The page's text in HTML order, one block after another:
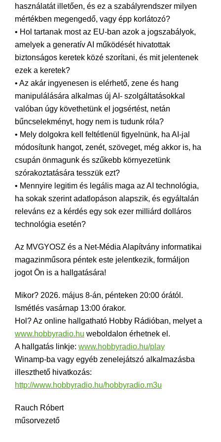
használatát illetően, és ez a szabályrendszer milyen
mértékben megengedő, vagy épp korlátozó?
• Hol tartanak most az EU-ban azok a jogszabályok,
amelyek a generatív AI működését hivatottak
biztonságos keretek közé szorítani, és mit jelentenek
ezek a keretek?
• Az akár ingyenesen is elérhető, zene és hang
manipulálására alkalmas új AI- szolgáltatásokkal
valóban úgy követhetünk el jogsértést, netán
bűncselekményt, hogy nem is tudunk róla?
• Mely dolgokra kell feltétlenül figyelnünk, ha AI-jal
módosítunk hangot, zenét, szöveget, még akkor is, ha
csupán önmagunk és szűkebb környezetünk
szórakoztatására tesszük ezt?
• Mennyire legitim és legális maga az AI technológia,
ha sokak szerint adatlopáson alapszik, és egyáltalán
releváns ez a kérdés egy sok ezer milliárd dolláros
technológia esetén?
Az MVGYOSZ és a Net-Média Alapítvány informatikai
magazinműsora péntek este jelentkezik, formáljon
jogot Ön is a hallgatására!
Mikor? 2026. május 8-án, pénteken 20:00 órától.
Ismétlés vasárnap 13:00 órakor.
Hol? Az online hallgatható Hobby Rádióban, melyet a
www.hobbyradio.hu weboldalon érhetnek el.
A hallgatás linkje: www.hobbyradio.hu/play
Winamp-ba vagy egyéb zenelejátszó alkalmazásba
illeszthető hivatkozás:
http://www.hobbyradio.hu/hobbyradio.m3u
Rauch Róbert
műsorvezető